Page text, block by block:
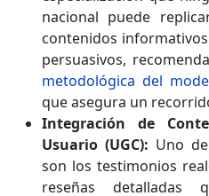
nacional puede
contenidos
persuasivos,
metodológica del
que asegura un
Integración de
Usuario (UGC): Uno
son los testimonios
reseñas detalladas